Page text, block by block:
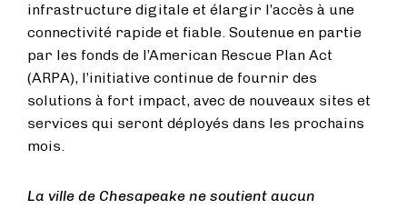
infrastructure digitale et élargir l’accès à une
connectivité rapide et fiable. Soutenue en partie
par les fonds de l’American Rescue Plan Act
(ARPA), l’initiative continue de fournir des
solutions à fort impact, avec de nouveaux sites et
services qui seront déployés dans les prochains
mois.
La ville de Chesapeake ne soutient aucun